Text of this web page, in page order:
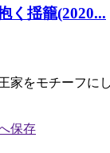
く揺籠(2020...
家をモチーフに